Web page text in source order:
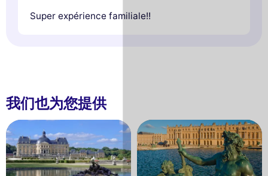
Super expérience familiale!!
我们也为您提供